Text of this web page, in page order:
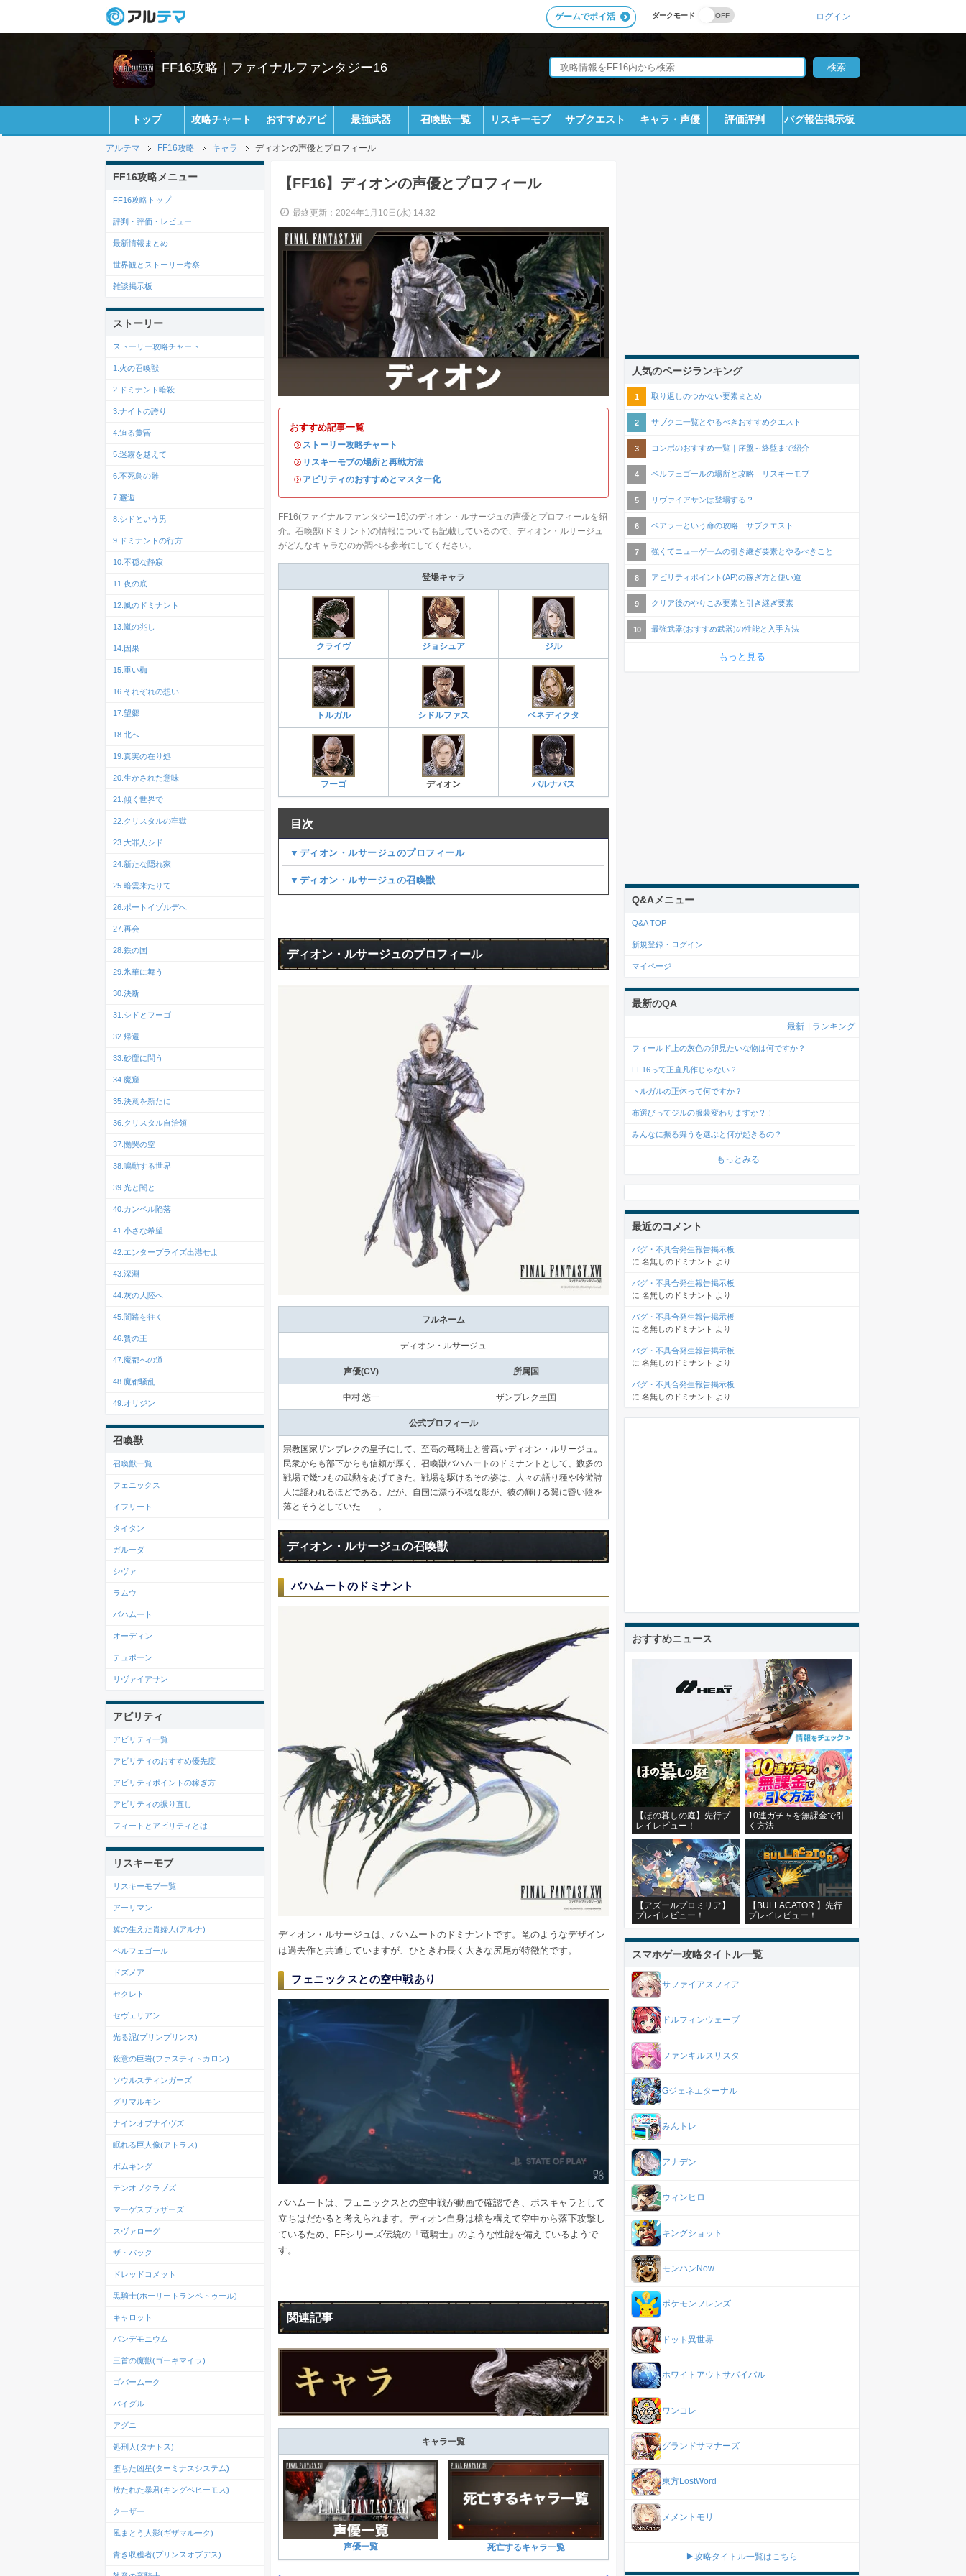
ダークモード
ゲームでポイ活 ログイン
FF16攻略｜ファイナルファンタジー16
トップ 攻略チャート おすすめアビ 最強武器 召喚獣一覧 リスキーモブ サブクエスト キャラ・声優 評価評判 バグ報告掲示板
アルテマ FF16攻略 キャラ ディオンの声優とプロフィール
【FF16】ディオンの声優とプロフィール
最終更新：2024年1月10日(水) 14:32
おすすめ記事一覧
・ ストーリー攻略チャート
・ リスキーモブの場所と再戦方法
・ アビリティのおすすめとマスター化
FF16(ファイナルファンタジー16)のディオン・ルサージュの声優とプロフィールを紹
介。召喚獣(ドミナント)の情報についても記載しているので、ディオン・ルサージュ
がどんなキャラなのか調べる参考にしてください。
登場キャラ
クライヴ ジョシュア ジル
トルガル シドルファス ベネディクタ
フーゴ ディオン バルナバス
目次
▼ディオン・ルサージュのプロフィール
▼ディオン・ルサージュの召喚獣
ディオン・ルサージュのプロフィール
フルネーム
ディオン・ルサージュ
声優(CV) 所属国
中村 悠一 ザンブレク皇国
公式プロフィール
宗教国家ザンブレクの皇子にして、至高の竜騎士と誉高いディオン・ルサージュ。
民衆からも部下からも信頼が厚く、召喚獣バハムートのドミナントとして、数多の
戦場で幾つもの武勲をあげてきた。戦場を駆けるその姿は、人々の語り種や吟遊詩
人に謡われるほどである。だが、自国に漂う不穏な影が、彼の輝ける翼に昏い陰を
落とそうとしていた……。
ディオン・ルサージュの召喚獣
バハムートのドミナント
ディオン・ルサージュは、バハムートのドミナントです。竜のようなデザイン
は過去作と共通していますが、ひときわ長く大きな尻尾が特徴的です。
フェニックスとの空中戦あり
バハムートは、フェニックスとの空中戦が動画で確認でき、ボスキャラとして
立ちはだかると考えられます。ディオン自身は槍を構えて空中から落下攻撃し
ているため、FFシリーズ伝統の「竜騎士」のような性能を備えているようで
す。
関連記事
キャラ一覧
声優一覧 死亡するキャラ一覧
FF16攻略メニュー
FF16攻略トップ
評判・評価・レビュー
最新情報まとめ
世界観とストーリー考察
雑談掲示板
ストーリー
ストーリー攻略チャート
1.火の召喚獣
2.ドミナント暗殺
3.ナイトの誇り
4.迫る黄昏
5.迷霧を越えて
6.不死鳥の雛
7.邂逅
8.シドという男
9.ドミナントの行方
10.不穏な静寂
11.夜の底
12.風のドミナント
13.嵐の兆し
14.因果
15.重い枷
16.それぞれの想い
17.望郷
18.北へ
19.真実の在り処
20.生かされた意味
21.傾く世界で
22.クリスタルの牢獄
23.大罪人シド
24.新たな隠れ家
25.暗雲来たりて
26.ポートイゾルデへ
27.再会
28.鉄の国
29.氷華に舞う
30.決断
31.シドとフーゴ
32.帰還
33.砂塵に問う
34.魔窟
35.決意を新たに
36.クリスタル自治領
37.慟哭の空
38.鳴動する世界
39.光と闇と
40.カンベル陥落
41.小さな希望
42.エンタープライズ出港せよ
43.深淵
44.灰の大陸へ
45.闇路を往く
46.贄の王
47.魔都への道
48.魔都騒乱
49.オリジン
召喚獣
召喚獣一覧
フェニックス
イフリート
タイタン
ガルーダ
シヴァ
ラムウ
バハムート
オーディン
テュポーン
リヴァイアサン
アビリティ
アビリティ一覧
アビリティのおすすめ優先度
アビリティポイントの稼ぎ方
アビリティの振り直し
フィートとアビリティとは
リスキーモブ
リスキーモブ一覧
アーリマン
翼の生えた貴婦人(アルナ)
ベルフェゴール
ドズメア
セクレト
セヴェリアン
光る泥(プリンプリンス)
殺意の巨岩(ファスティトカロン)
ソウルスティンガーズ
グリマルキン
ナインオブナイヴズ
眠れる巨人像(アトラス)
ボムキング
テンオブクラブズ
マーゲスブラザーズ
スヴァローグ
ザ・パック
ドレッドコメット
黒騎士(ホーリートランペトゥール)
キャロット
パンデモニウム
三首の魔獣(ゴーキマイラ)
ゴバームーク
バイグル
アグニ
処刑人(タナトス)
堕ちた凶星(ターミナスシステム)
放たれた暴君(キングベヒーモス)
クーザー
風まとう人影(ギザマルーク)
青き収穫者(プリンスオブデス)
人気のページランキング
取り返しのつかない要素まとめ
サブクエ一覧とやるべきおすすめクエスト
コンボのおすすめ一覧｜序盤～終盤まで紹介
ベルフェゴールの場所と攻略｜リスキーモブ
リヴァイアサンは登場する？
ベアラーという命の攻略｜サブクエスト
強くてニューゲームの引き継ぎ要素とやるべきこと
アビリティポイント(AP)の稼ぎ方と使い道
クリア後のやりこみ要素と引き継ぎ要素
最強武器(おすすめ武器)の性能と入手方法
もっと見る
Q&Aメニュー
Q&A TOP
新規登録・ログイン
マイページ
最新のQA
最新 ランキング
フィールド上の灰色の卵見たいな物は何ですか？
FF16って正直凡作じゃない？
トルガルの正体って何ですか？
布選びってジルの服装変わりますか？！
みんなに振る舞うを選ぶと何が起きるの？
もっとみる
最近のコメント
バグ・不具合発生報告掲示板
に 名無しのドミナント より
バグ・不具合発生報告掲示板
に 名無しのドミナント より
バグ・不具合発生報告掲示板
に 名無しのドミナント より
バグ・不具合発生報告掲示板
に 名無しのドミナント より
バグ・不具合発生報告掲示板
に 名無しのドミナント より
おすすめニュース
【ほの暮しの庭】先行プ
レイレビュー！
10連ガチャを無課金で引
く方法
【アズールプロミリア】
プレイレビュー！
【BULLACATOR 】先行
プレイレビュー！
スマホゲー攻略タイトル一覧
サファイアスフィア
ドルフィンウェーブ
ファンキルスリスタ
Gジェネエターナル
みんトレ
アナデン
ウィンヒロ
キングショット
モンハンNow
ポケモンフレンズ
ドット異世界
ホワイトアウトサバイバル
ワンコレ
グランドサマナーズ
東方LostWord
メメントモリ
▶攻略タイトル一覧はこちら